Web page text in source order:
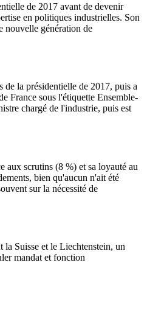
de 2017 avant de devenir
en politiques industrielles. Son
nouvelle génération de
la présidentielle de 2017, puis a
France sous l'étiquette Ensemble-
chargé de l'industrie, puis est
aux scrutins (8 %) et sa loyauté au
bien qu'aucun n'ait été
sur la nécessité de
Suisse et le Liechtenstein, un
mandat et fonction